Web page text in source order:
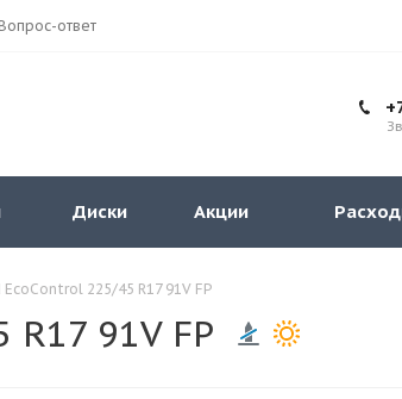
ответ
Диски Акции
225/45 R17 91V FP
91V FP